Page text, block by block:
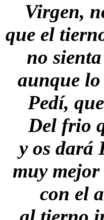
Virgen,
que el
no
aunque
Pedí,
Del frio
y os dará
muy
con el